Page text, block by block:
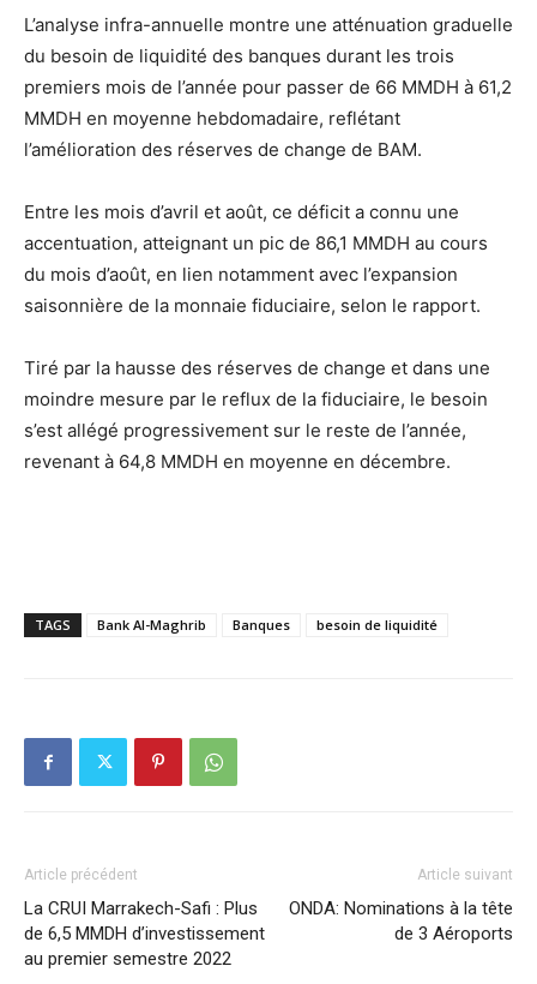
L’analyse infra-annuelle montre une atténuation graduelle
du besoin de liquidité des banques durant les trois
premiers mois de l’année pour passer de 66 MMDH à 61,2
MMDH en moyenne hebdomadaire, reflétant
l’amélioration des réserves de change de BAM.
Entre les mois d’avril et août, ce déficit a connu une
accentuation, atteignant un pic de 86,1 MMDH au cours
du mois d’août, en lien notamment avec l’expansion
saisonnière de la monnaie fiduciaire, selon le rapport.
Tiré par la hausse des réserves de change et dans une
moindre mesure par le reflux de la fiduciaire, le besoin
s’est allégé progressivement sur le reste de l’année,
revenant à 64,8 MMDH en moyenne en décembre.
TAGS Bank Al-Maghrib Banques besoin de liquidité
Article précédent
La CRUI Marrakech-Safi : Plus
de 6,5 MMDH d’investissement
au premier semestre 2022
Article suivant
ONDA: Nominations à la tête
de 3 Aéroports